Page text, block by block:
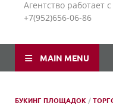
Агентство работает
+7(952)656-06-86
MAIN MENU
БУКИНГ ПЛОЩАДОК /